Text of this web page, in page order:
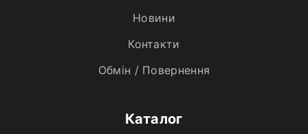
Новини
Контакти
Обмін / Повернення
Каталог